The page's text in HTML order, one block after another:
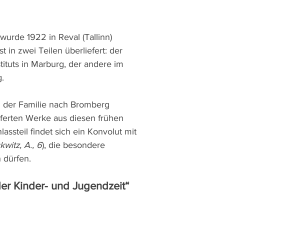
1922 in Reval (Tallinn)
in zwei Teilen überliefert: der
in Marburg, der andere im
Familie nach Bromberg
Werke aus diesen frühen
findet sich ein Konvolut mit
A., 6), die besondere
dürfen.
Kinder- und Jugendzeit“